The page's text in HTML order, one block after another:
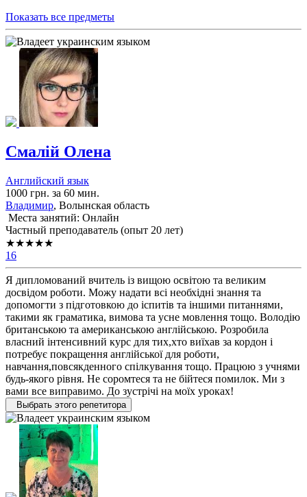
Показать все предметы
Смалій Олена
Английский язык
1000 грн. за 60 мин.
Владимир, Волынская область
Места занятий: Онлайн
Частный преподаватель (опыт 20 лет)
★★★★★
16
Я дипломований вчитель із вищою освітою та великим
досвідом роботи. Можу надати всі необхідні знання та
допомогти з підготовкою до іспитів та іншими питаннями,
такими як граматика, вимова та усне мовлення тощо. Володію
британською та американською англійською. Розробила
власний інтенсивний курс для тих,хто виїхав за кордон і
потребує покращення англійської для роботи,
навчання,повсякденного спілкування тощо. Працюю з учнями
будь-якого рівня. Не соромтеся та не бійтеся помилок. Ми з
вами все виправимо. До зустрічі на моїх уроках!
Выбрать этого репетитора